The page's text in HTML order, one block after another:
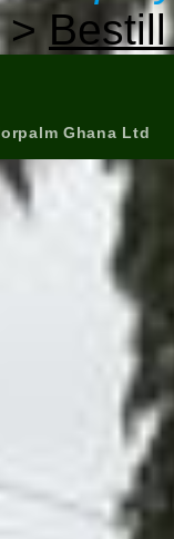
>
Ghana Ltd